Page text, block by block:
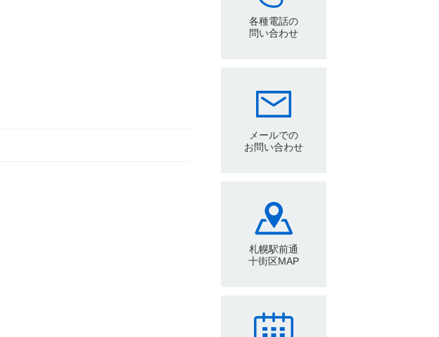
各種電話の
問い合わせ
メールでの
お問い合わせ
札幌駅前通
十街区MAP